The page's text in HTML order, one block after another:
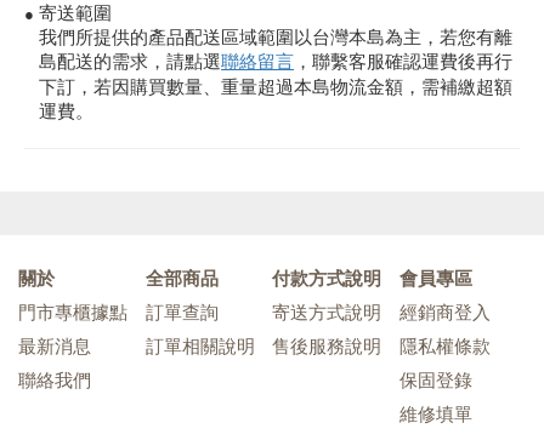
● 寄送範圍
我們所提供的產品配送區域範圍以台灣本島為主，若您有離
島配送的需求，請點選聯絡留言 ，聯繫客服確認運費後再行
下訂，若因購買數量、重量超過本島物流金額，需補繳超額
運費。
關於
門市專櫃據點
最新消息
聯絡我們
全部商品
訂單查詢
訂單相關說明
付款方式說明
寄送方式說明
售後服務說明
會員專區
經銷商登入
隱私權條款
保固登錄
維修填單